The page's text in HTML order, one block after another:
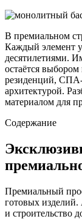
В премиальном
Каждый элемент
десятилетиями.
остаётся
резиденций, СПА-
архитектурой.
материалом для
Содержание
Премиальный
готовых
и строительство